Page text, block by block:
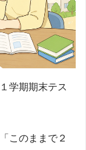
学期期末テス
このままで２